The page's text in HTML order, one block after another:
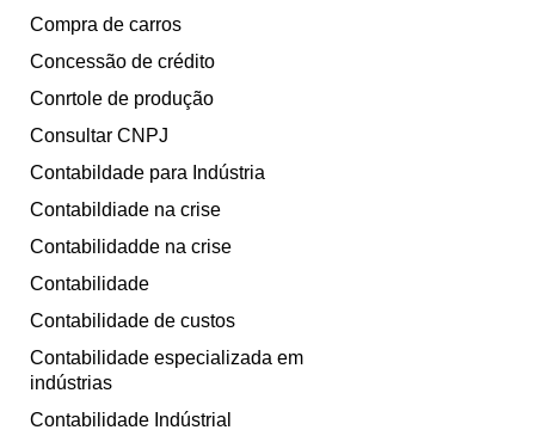
Compra de carros
Concessão de crédito
Conrtole de produção
Consultar CNPJ
Contabildade para Indústria
Contabildiade na crise
Contabilidadde na crise
Contabilidade
Contabilidade de custos
Contabilidade especializada em
indústrias
Contabilidade Indústrial